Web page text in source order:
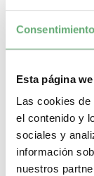
Consentimiento
Esta página
Las cookies
el contenido y
sociales y
información
nuestros
CONTACTOR
A9C21834
138,85€
A9C21834 | 25 A | 220 a 240 V
Pasos de